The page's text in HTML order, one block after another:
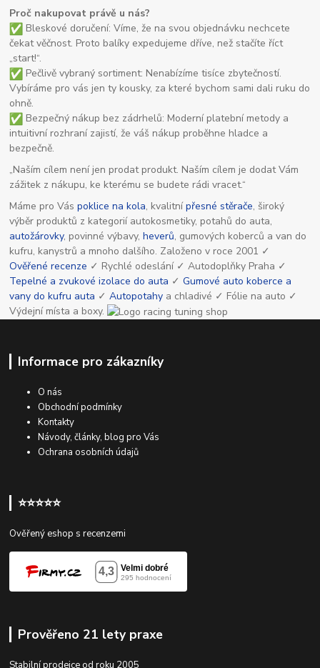
Proč nakupovat právě u nás?
Bleskové doručení: Víme, že na svou objednávku nechcete
čekat věčnost. Proto balíky expedujeme dříve, než stačíte říct
„start!“.
Pečlivě vybraný sortiment: Nenabízíme tisíce zbytečností.
Vybíráme pro vás jen ty kousky, za které bychom sami dali ruku do
ohně.
Bezpečný nákup bez zádrhelů: Moderní platební metody a
intuitivní rozhraní zajistí, že váš nákup proběhne hladce a
bezpečně.
„Naším cílem není jen prodat produkt. Naším cílem je dodat Vám
zážitek z nákupu, ke kterému se budete rádi vracet.“
Máme pro Váspoklice na kola, kvalitnípřesné stěrače, široký
výběr produktů z kategorií autokosmetiky, potahů do auta,
autožárovky, povinné výbavy,heverů, gumových koberců a van do
kufru, kanystrů a mnoho dalšího. Založeno v roce 2001 ✓
Ověřené recenze ✓ Rychlé odeslání ✓ Autodoplňky Praha ✓
Tepelné a zvukové izolace do auta ✓Gumové auto koberce a
vany do kufru auta ✓Autopotahy a chladivé ✓ Fólie na auto ✓
Výdejní místa a boxy.
Informace pro zákazníky
O nás
Obchodní podmínky
Kontakty
Návody, články, blog pro Vás
Ochrana osobních údajů
⭐⭐⭐⭐⭐
Ověřený eshop s recenzemi
Prověřeno 21 lety praxe
Stabilní prodejce od roku 2005